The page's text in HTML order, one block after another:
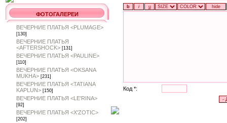
ФОТОГАЛЕРЕИ
ВЕЧЕРНИЕ ПЛАТЬЯ <PLUMAGE>
[130]
ВЕЧЕРНИЕ ПЛАТЬЯ
<AFTERSHOCK> [131]
ВЕЧЕРНИЕ ПЛАТЬЯ <PAULINE>
[110]
ВЕЧЕРНИЕ ПЛАТЬЯ <OKSANA
MUKHA> [231]
ВЕЧЕРНИЕ ПЛАТЬЯ <TATIANA
KAPLUN> [150]
ВЕЧЕРНИЕ ПЛАТЬЯ <LE'RINA>
[92]
ВЕЧЕРНИЕ ПЛАТЬЯ <X'ZOTIC>
[202]
Код *: